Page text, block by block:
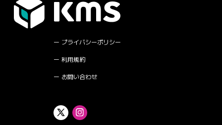
プライバシーポリシー
利用規約
お問い合わせ